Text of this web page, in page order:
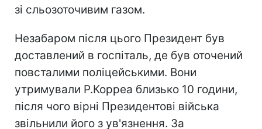
зі сльозоточивим газом.
Незабаром після цього Президент був
доставлений в госпіталь, де був оточений
повсталими поліцейськими. Вони
утримували Р.Корреа близько 10 години,
після чого вірні Президентові війська
звільнили його з ув'язнення. За